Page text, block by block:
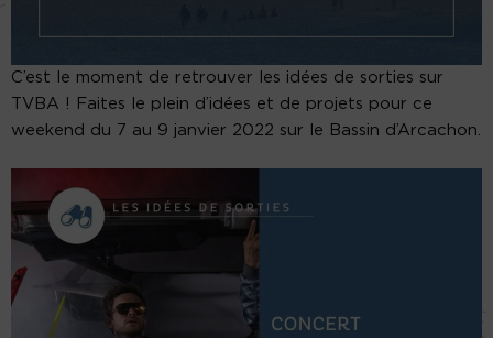
C’est le moment de retrouver les idées de sorties sur
TVBA ! Faites le plein d’idées et de projets pour ce
weekend du 7 au 9 janvier 2022 sur le Bassin d’Arcachon.